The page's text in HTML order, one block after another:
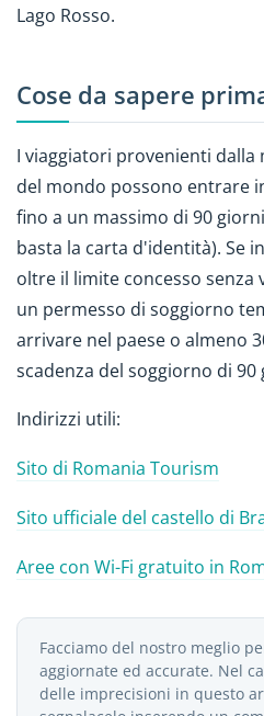
Lago Rosso.
Cose da sapere
I viaggiatori provenienti dalla
del mondo possono entrare
fino a un massimo di 90
basta la carta d'identità). Se
oltre il limite concesso senza
un permesso di soggiorno
arrivare nel paese o almeno
scadenza del soggiorno di 90
Indirizzi utili:
Sito di Romania Tourism
Sito ufficiale del castello di
Aree con Wi-Fi gratuito in
Facciamo del nostro meglio
aggiornate ed accurate. Nel
delle imprecisioni in questo